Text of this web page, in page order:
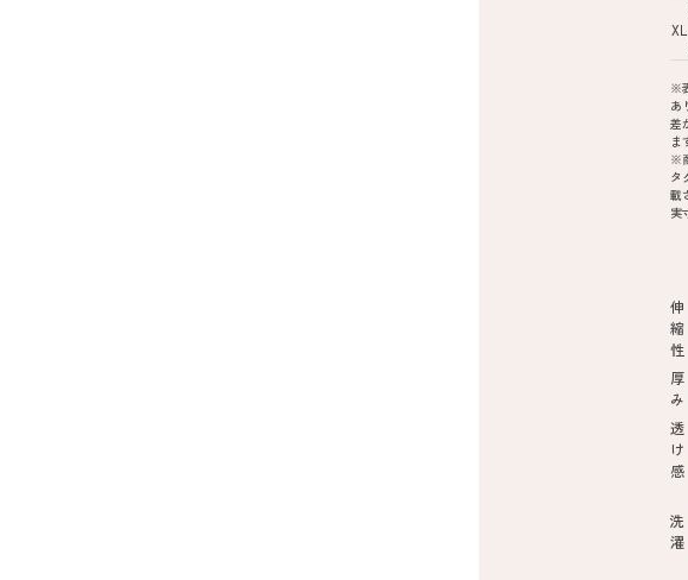
XL
※
あ
差
ま
※
タ
載
実
伸
縮
性
厚
み
透
け
感
洗
濯